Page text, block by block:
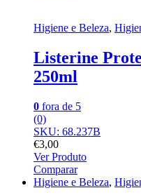
Higiene e Beleza,
Listerine
250ml
0 fora de 5
(0)
SKU: 68.237B
€3,00
Ver Produto
Comparar
Higiene e Beleza,